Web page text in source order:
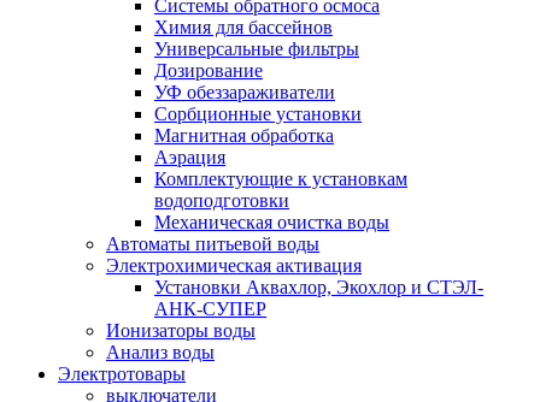
Системы обратного осмоса
Химия для бассейнов
Универсальные фильтры
Дозирование
УФ обеззараживатели
Сорбционные установки
Магнитная обработка
Аэрация
Комплектующие к установкам
водоподготовки
Механическая очистка воды
Автоматы питьевой воды
Электрохимическая активация
Установки Аквахлор, Экохлор и СТЭЛ-
АНК-СУПЕР
Ионизаторы воды
Анализ воды
Электротовары
выключатели